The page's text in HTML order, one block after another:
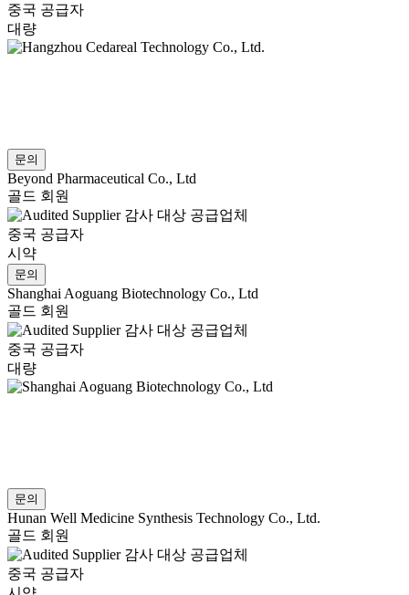
중국 공급자
대량
문의
Beyond Pharmaceutical Co., Ltd
골드 회원
감사 대상 공급업체
중국 공급자
시약
문의
Shanghai Aoguang Biotechnology Co., Ltd
골드 회원
감사 대상 공급업체
중국 공급자
대량
문의
Hunan Well Medicine Synthesis Technology Co., Ltd.
골드 회원
감사 대상 공급업체
중국 공급자